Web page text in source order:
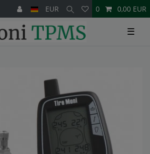
EUR 0 0,00 EUR
☰